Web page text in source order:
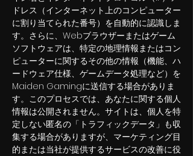
ドレス（インターネット上のコンピューター
に割り当てられた番号）を自動的に認識しま
す。さらに、Webブラウザーまたはゲーム
ソフトウェアは、特定の地理情報またはコン
ピューターに関するその他の情報（機能、ハ
ードウェア仕様、ゲームデータ処理など）を
Maiden Gamingに送信する場合がありま
す。このプロセスでは、あなたに関する個人
情報は公開されません。サイトは、個人を特
定しない匿名の「トラフィックデータ」も収
集する場合がありますが、マーケティング目
的または当社が提供するサービスの改善に役